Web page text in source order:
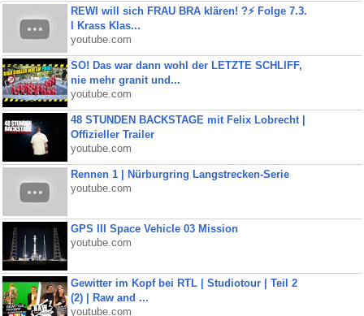
REWI will sich FRAU BRA klären! ?⚡️ Folge 7.3.
I Krass Klas...
youtube.com
SO! Das war dann wohl der LETZTE SCHLIFF,
nie mehr granit und...
youtube.com
48 STUNDEN BACKSTAGE mit Felix Lobrecht |
Offizieller Trailer
youtube.com
Rennen 1 | Nürburgring Langstrecken-Serie
youtube.com
GPS III Space Vehicle 03 Mission
youtube.com
Gewitter im Kopf bei RTL | Studiotour | Teil 2
(2) | Raw and ...
youtube.com